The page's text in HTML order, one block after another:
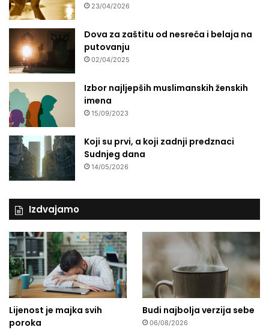
23/04/2026
Dova za zaštitu od nesreća i belaja na
putovanju
02/04/2025
Izbor najljepših muslimanskih ženskih
imena
15/09/2023
Koji su prvi, a koji zadnji predznaci
Sudnjeg dana
14/05/2026
Izdvajamo
Lijenost je majka svih
poroka
Budi najbolja verzija sebe
06/08/2026